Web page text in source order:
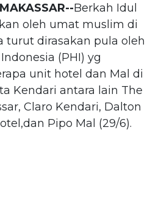
Berkah Idul
oleh umat muslim di
turut dirasakan pula oleh
Indonesia (PHI) yg
unit hotel dan Mal di
Kendari antara lain The
Claro Kendari, Dalton
Pipo Mal (29/6).